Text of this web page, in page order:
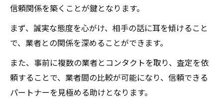
信頼関係を築くことが鍵となります。
まず、誠実な態度を心がけ、相手の話に耳を傾けること
で、業者との関係を深めることができます。
また、事前に複数の業者とコンタクトを取り、査定を依
頼することで、業者間の比較が可能になり、信頼できる
パートナーを見極める助けとなります。